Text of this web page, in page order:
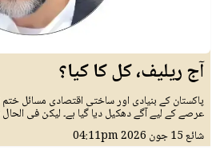
آج ریلیف، کل کا کیا؟
پاکستان کے بنیادی اور ساختی اقتصادی مسائل
عرصے کے لیے آگے دھکیل دیا گیا ہے۔ لیکن فی
شائع15 جون 2026 04:11pm